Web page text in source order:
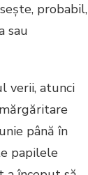
probabil,
sau
verii, atunci
până în
papilele